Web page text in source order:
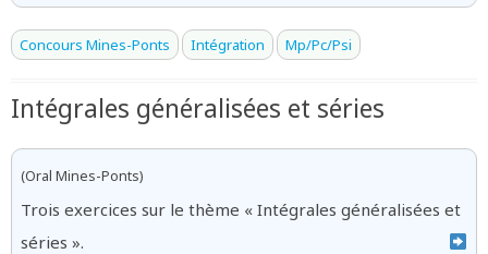
Concours Mines-Ponts Intégration Mp/Pc/Psi
Intégrales généralisées et séries
(Oral Mines-Ponts)
Trois exercices sur le thème « Intégrales généralisées et
séries ».